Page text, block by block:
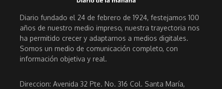
Diario fundado el 24 de febrero de 1924, festejamos 100
años de nuestro medio impreso, nuestra trayectoria nos
ha permitido crecer y adaptarnos a medios digitales.
Somos un medio de comunicación completo, con
información objetiva y real.
Direccion: Avenida 32 Pte. No. 316 Col. Santa María,